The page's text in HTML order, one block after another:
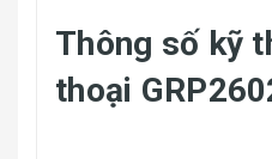
Thông số kỹ
thoại